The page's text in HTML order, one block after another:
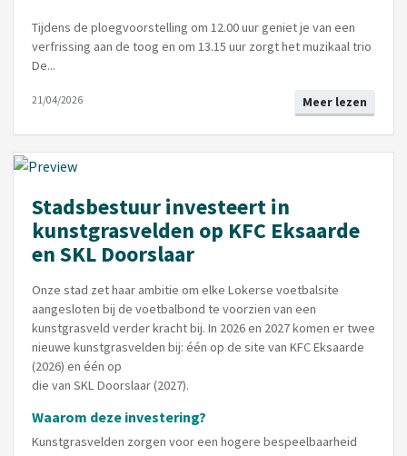
Tijdens de ploegvoorstelling om 12.00 uur geniet je van een
verfrissing aan de toog en om 13.15 uur zorgt het muzikaal trio
De...
Meer lezen
21/04/2026
Stadsbestuur investeert in
kunstgrasvelden op KFC Eksaarde
en SKL Doorslaar
Onze stad zet haar ambitie om elke Lokerse voetbalsite
aangesloten bij de voetbalbond te voorzien van een
kunstgrasveld verder kracht bij. In 2026 en 2027 komen er twee
nieuwe kunstgrasvelden bij: één op de site van KFC Eksaarde
(2026) en één op
die van SKL Doorslaar (2027).
Waarom deze investering?
Kunstgrasvelden zorgen voor een hogere bespeelbaarheid